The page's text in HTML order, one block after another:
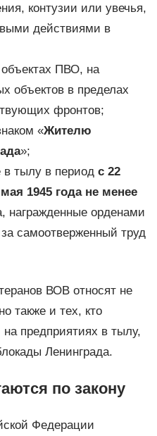
контузии или увечья,
действиями в
ПВО, на
объектов в пределах
фронтов;
«Жителю
»;
тылу в период с 22
1945 года не менее
награжденные орденами
самоотверженный труд
ВОВ относят не
также и тех, кто
на предприятиях в тылу,
Ленинграда.
по закону
Федерации